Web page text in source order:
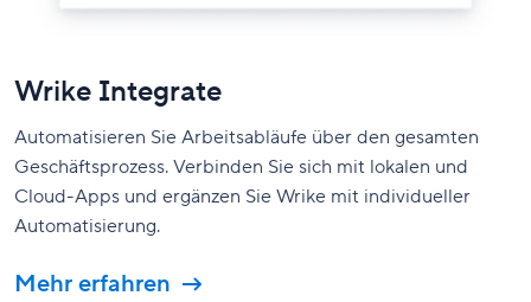
Wrike Integrate
Automatisieren Sie Arbeitsabläufe über den gesamten
Geschäftsprozess. Verbinden Sie sich mit lokalen und
Cloud-Apps und ergänzen Sie Wrike mit individueller
Automatisierung.
Mehr erfahren